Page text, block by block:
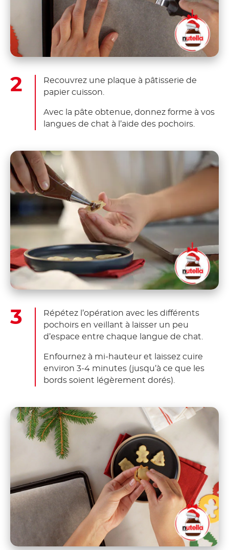
Recouvrez une plaque à pâtisserie de
papier cuisson.
Avec la pâte obtenue, donnez forme à vos
langues de chat à l’aide des pochoirs.
Répétez l’opération avec les différents
pochoirs en veillant à laisser un peu
d’espace entre chaque langue de chat.
Enfournez à mi-hauteur et laissez cuire
environ 3-4 minutes (jusqu’à ce que les
bords soient légèrement dorés).